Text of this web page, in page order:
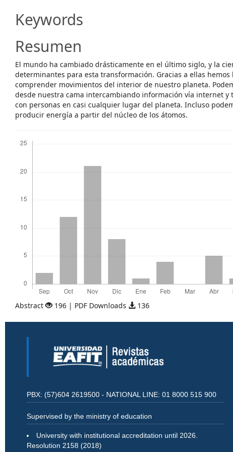
Keywords
Resumen
El mundo ha cambiado drásticamente en el último siglo, y la
determinantes para esta transformación. Gracias a ellas
comprender movimientos del interior de nuestro planeta.
desde nuestra cama intercambiando información vía internet y
con personas en casi cualquier lugar del planeta. Incluso
producir energía a partir del núcleo de los átomos.
Abstract 196 | PDF Downloads 136
PBX: (57)604 2619500 - NATIONAL LINE: 01 8000 515 900
Supervised by the ministry of education
University with institutional accreditation until 2026.
Resolution 2158 (2018)